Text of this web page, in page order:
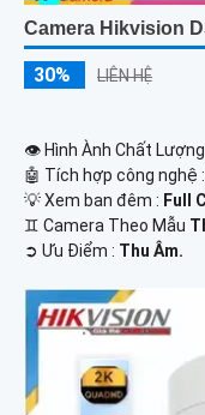
Camera Hikvision
30% LIÊN HỆ
👁 Hình Ành Chất Lượng
🤖️ Tích hợp công nghệ :
💡 Xem ban đêm : Full
♊ Camera Theo Mẫu
️➲ Ưu Điểm : Thu Âm.